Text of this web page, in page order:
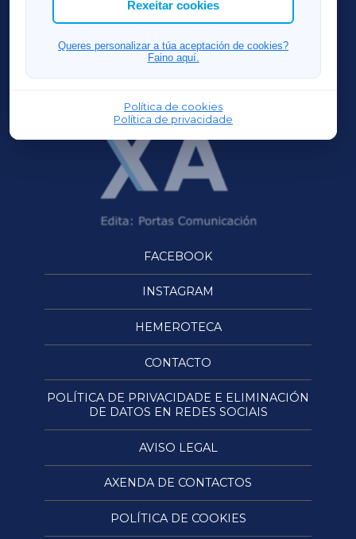
Rexeitar cookies
Queres personalizar a túa aceptación de cookies?
Faino aquí.
Política de cookies
Política de privacidade
FERROLXA
OURENSEXA
FACEBOOK
INSTAGRAM
HEMEROTECA
CONTACTO
POLÍTICA DE PRIVACIDADE E ELIMINACIÓN
DE DATOS EN REDES SOCIAIS
AVISO LEGAL
AXENDA DE CONTACTOS
POLÍTICA DE COOKIES